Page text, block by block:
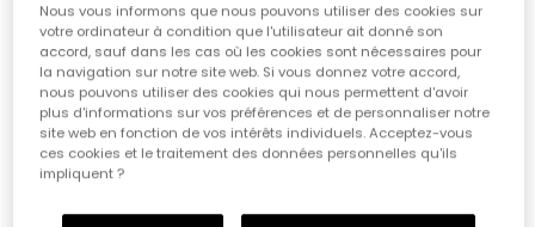
Nous vous informons que nous pouvons utiliser des cookies sur
votre ordinateur à condition que l'utilisateur ait donné son
accord, sauf dans les cas où les cookies sont nécessaires pour
la navigation sur notre site web. Si vous donnez votre accord,
nous pouvons utiliser des cookies qui nous permettent d'avoir
plus d'informations sur vos préférences et de personnaliser notre
site web en fonction de vos intérêts individuels. Acceptez-vous
ces cookies et le traitement des données personnelles qu'ils
impliquent ?